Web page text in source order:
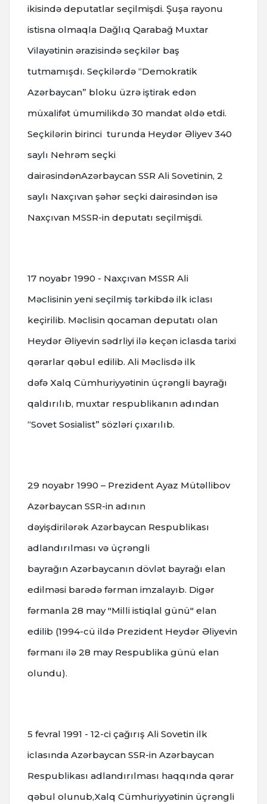
ikisində deputatlar seçilmişdi. Şuşa rayonu
istisna olmaqla Dağlıq Qarabağ Muxtar
Vilayətinin ərazisində seçkilər baş
tutmamışdı. Seçkilərdə “Demokratik
Azərbaycan” bloku üzrə iştirak edən
müxalifət ümumilikdə 30 mandat əldə etdi.
Seçkilərin birinci turunda Heydər Əliyev 340
saylı Nehrəm seçki
dairəsindənAzərbaycan SSR Ali Sovetinin, 2
saylı Naxçıvan şəhər seçki dairəsindən isə
Naxçıvan MSSR-in deputatı seçilmişdi.
17 noyabr 1990 - Naxçıvan MSSR Ali
Məclisinin yeni seçilmiş tərkibdə ilk iclası
keçirilib. Məclisin qocaman deputatı olan
Heydər Əliyevin sədrliyi ilə keçən iclasda tarixi
qərarlar qəbul edilib. Ali Məclisdə ilk
dəfə Xalq Cümhuriyyətinin üçrəngli bayrağı
qaldırılıb, muxtar respublikanın adından
“Sovet Sosialist” sözləri çıxarılıb.
29 noyabr 1990 – Prezident Ayaz Mütəllibov
Azərbaycan SSR-in adının
dəyişdirilərək Azərbaycan Respublikası
adlandırılması və üçrəngli
bayrağın Azərbaycanın dövlət bayrağı elan
edilməsi barədə fərman imzalayıb. Digər
fərmanla 28 may "Milli istiqlal günü" elan
edilib (1994-cü ildə Prezident Heydər Əliyevin
fərmanı ilə 28 may Respublika günü elan
olundu).
5 fevral 1991 - 12-ci çağırış Ali Sovetin ilk
iclasında Azərbaycan SSR-in Azərbaycan
Respublikası adlandırılması haqqında qərar
qəbul olunub,Xalq Cümhuriyyətinin üçrəngli